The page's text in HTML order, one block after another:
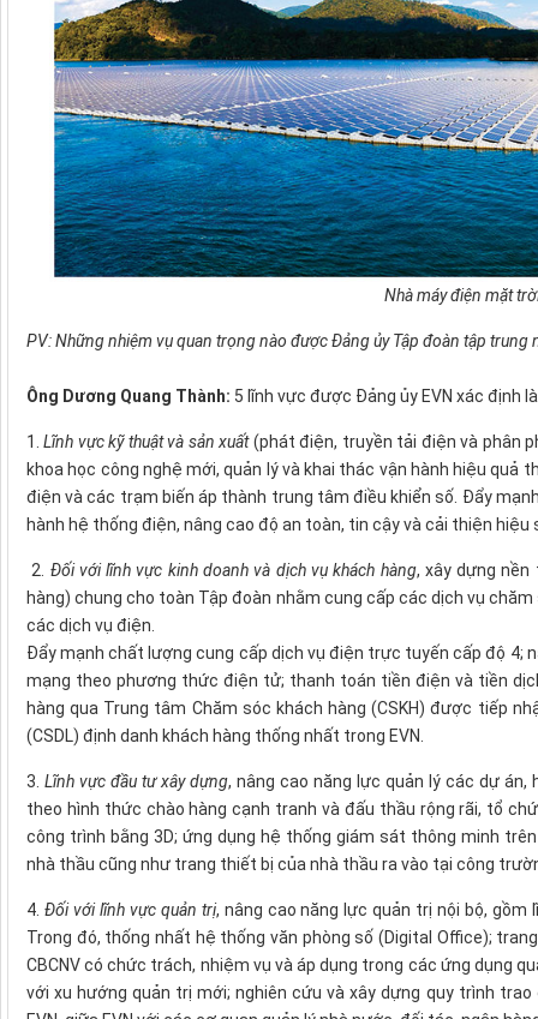
Nhà máy điện mặt
PV: Những nhiệm vụ quan trọng nào được Đảng ủy Tập đoàn tập trung
Ông Dương Quang Thành: 5 lĩnh vực được Đảng ủy EVN xác định
1.Lĩnh vực kỹ thuật và sản xuất(phát điện, truyền tải điện và phân
khoa học công nghệ mới, quản lý và khai thác vận hành hiệu
điện và các trạm biến áp thành trung tâm điều khiển số. Đẩy
hành hệ thống điện, nâng cao độ an toàn, tin cậy và cải thiện hiệu
2. Đối với lĩnh vực kinh doanh và dịch vụ khách hàng, xây dựng
hàng) chung cho toàn Tập đoàn nhằm cung cấp các dịch vụ
các dịch vụ điện.
Đẩy mạnh chất lượng cung cấp dịch vụ điện trực tuyến cấp độ 4;
mạng theo phương thức điện tử; thanh toán tiền điện và tiền
hàng qua Trung tâm Chăm sóc khách hàng (CSKH) được tiếp
(CSDL) định danh khách hàng thống nhất trong EVN.
3.Lĩnh vực đầu tư xây dựng, nâng cao năng lực quản lý các dự
theo hình thức chào hàng cạnh tranh và đấu thầu rộng rãi, tổ
công trình bằng 3D; ứng dụng hệ thống giám sát thông minh
nhà thầu cũng như trang thiết bị của nhà thầu ra vào tại công
4. Đối với lĩnh vực quản trị, nâng cao năng lực quản trị nội bộ, gồm
Trong đó, thống nhất hệ thống văn phòng số (Digital Office);
CBCNV có chức trách, nhiệm vụ và áp dụng trong các ứng dụng
với xu hướng quản trị mới; nghiên cứu và xây dựng quy trình